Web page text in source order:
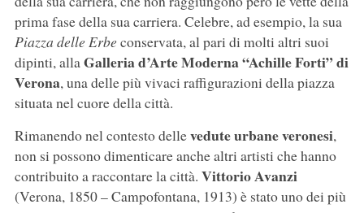
prima fase della sua carriera. Celebre, ad esempio, la sua
Piazza delle Erbeconservata, al pari di molti altri suoi
dipinti, allaGalleria d’Arte Moderna “Achille Forti” di
Verona, una delle più vivaci raffigurazioni della piazza
situata nel cuore della città.
Rimanendo nel contesto dellevedute urbane veronesi,
non si possono dimenticare anche altri artisti che hanno
contribuito a raccontare la città. Vittorio Avanzi
(Verona, 1850 – Campofontana, 1913) è stato uno dei più